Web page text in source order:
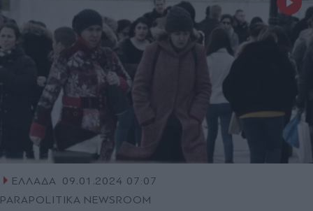
ΕΛΛΑΔΑ 09.01.2024 07:07
PARAPOLITIKA NEWSROOM